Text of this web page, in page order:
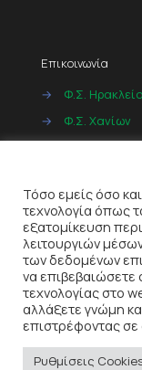
Επικοινωνία
→
Φ.Σ.
→
Φ.Σ. Χανίων
© 2022ITeQ
Τόσο εμείς όσο
τεχνολογία όπως
εξατομίκευση
λειτουργιών
των δεδομένων
να επιβεβαιώσετε
τεχνολογίας στο
αλλάξετε γνώμη
επιστρέφοντας σε
Ρυθμίσεις